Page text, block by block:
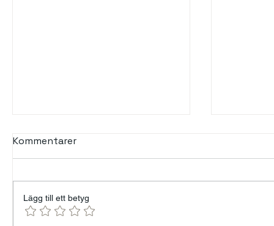
Kommentarer
Lägg till ett betyg